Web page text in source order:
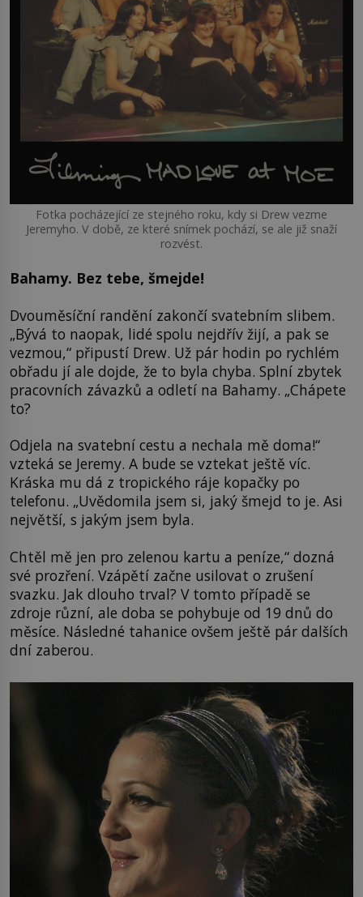
Fotka pocházející ze stejného roku, kdy si Drew vezme
Jeremyho. V době, ze které snímek pochází, se ale již snaží
rozvést.
Bahamy. Bez tebe, šmejde!
Dvouměsíční randění zakončí svatebním slibem.
„Bývá to naopak, lidé spolu nejdřív žijí, a pak se
vezmou,“ připustí Drew. Už pár hodin po rychlém
obřadu jí ale dojde, že to byla chyba. Splní zbytek
pracovních závazků a odletí na Bahamy. „Chápete
to?
Odjela na svatební cestu a nechala mě doma!“
vzteká se Jeremy. A bude se vztekat ještě víc.
Kráska mu dá z tropického ráje kopačky po
telefonu. „Uvědomila jsem si, jaký šmejd to je. Asi
největší, s jakým jsem byla.
Chtěl mě jen pro zelenou kartu a peníze,“ dozná
své prozření. Vzápětí začne usilovat o zrušení
svazku. Jak dlouho trval? V tomto případě se
zdroje různí, ale doba se pohybuje od 19 dnů do
měsíce. Následné tahanice ovšem ještě pár dalších
dní zaberou.